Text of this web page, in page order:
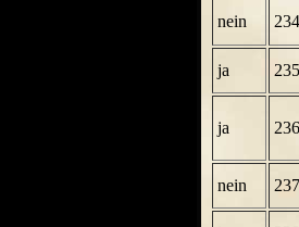
nein 234
ja 235
ja 236
nein 237